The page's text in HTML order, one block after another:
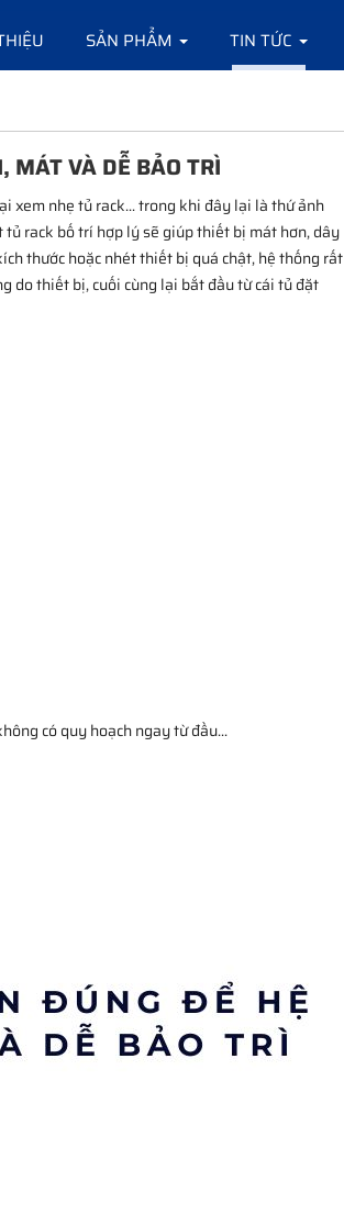
SẢN PHẨM TIN TỨC
MÁT VÀ DỄ BẢO TRÌ
xem nhẹ tủ rack... trong khi đây lại là thứ ảnh
rack bố trí hợp lý sẽ giúp thiết bị mát hơn, dây
thước hoặc nhét thiết bị quá chật, hệ thống rất
do thiết bị, cuối cùng lại bắt đầu từ cái tủ đặt
có quy hoạch ngay từ đầu...